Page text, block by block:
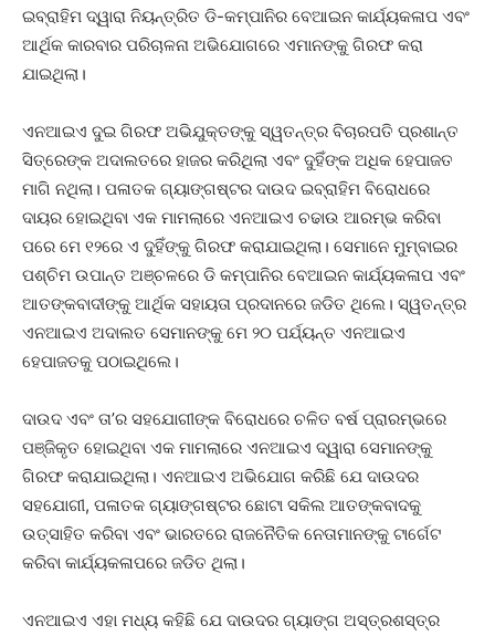
ଇବ୍ରାହିମ ଦ୍ୱାରା ନିୟନ୍ତ୍ରିତ ଡି-କମ୍ପାନିର ବେଆଇନ କାର୍ଯ୍ୟକଳାପ ଏବଂ
ଆର୍ଥିକ କାରବାର ପରିଚାଳନା ଅଭିଯୋଗରେ ଏମାନଙ୍କୁ ଗିରଫ କରା
ଯାଇଥିଲା।
ଏନଆଇଏ ଦୁଇ ଗିରଫ ଅଭିଯୁକ୍ତଙ୍କୁ ସ୍ୱତନ୍ତ୍ର ବିଚାରପତି ପ୍ରଶାନ୍ତ
ସିତ୍ରେଙ୍କ ଅଦାଲତରେ ହାଜର କରିଥିଲା ଏବଂ ଦୁହିଁଙ୍କ ଅଧିକ ହେପାଜତ
ମାଗି ନଥିଲା। ପଳାତକ ଗ୍ୟାଙ୍ଗଷ୍ଟର ଦାଉଦ ଇବ୍ରାହିମ ବିରୋଧରେ
ଦାୟର ହୋଇଥିବା ଏକ ମାମଲାରେ ଏନଆଇଏ ଚଢାଉ ଆରମ୍ଭ କରିବା
ପରେ ମେ ୧୨ରେ ଏ ଦୁହିଁଙ୍କୁ ଗିରଫ କରାଯାଇଥିଲା। ସେମାନେ ମୁମ୍ବାଇର
ପଶ୍ଚିମ ଉପାନ୍ତ ଅଞ୍ଚଳରେ ଡି କମ୍ପାନିର ବେଆଇନ କାର୍ଯ୍ୟକଳାପ ଏବଂ
ଆତଙ୍କବାଦୀଙ୍କୁ ଆର୍ଥିକ ସହାୟତା ପ୍ରଦାନରେ ଜଡିତ ଥିଲେ। ସ୍ୱତନ୍ତ୍ର
ଏନଆଇଏ ଅଦାଲତ ସେମାନଙ୍କୁ ମେ ୨୦ ପର୍ଯ୍ୟନ୍ତ ଏନଆଇଏ
ହେପାଜତକୁ ପଠାଇଥିଲେ।
ଦାଉଦ ଏବଂ ତା’ର ସହଯୋଗୀଙ୍କ ବିରୋଧରେ ଚଳିତ ବର୍ଷ ପ୍ରାରମ୍ଭରେ
ପଞ୍ଜିକୃତ ହୋଇଥିବା ଏକ ମାମଲାରେ ଏନଆଇଏ ଦ୍ୱାରା ସେମାନଙ୍କୁ
ଗିରଫ କରାଯାଇଥିଲା। ଏନଆଇଏ ଅଭିଯୋଗ କରିଛି ଯେ ଦାଉଦର
ସହଯୋଗୀ, ପଳାତକ ଗ୍ୟାଙ୍ଗଷ୍ଟର ଛୋଟା ସକିଲ ଆତଙ୍କବାଦକୁ
ଉତ୍ସାହିତ କରିବା ଏବଂ ଭାରତରେ ରାଜନୈତିକ ନେତାମାନଙ୍କୁ ଟାର୍ଗେଟ
କରିବା କାର୍ଯ୍ୟକଳାପରେ ଜଡିତ ଥିଲା।
ଏନଆଇଏ ଏହା ମଧ୍ୟ କହିଛି ଯେ ଦାଉଦର ଗ୍ୟାଙ୍ଗ ଅସ୍ତ୍ରଶସ୍ତ୍ର